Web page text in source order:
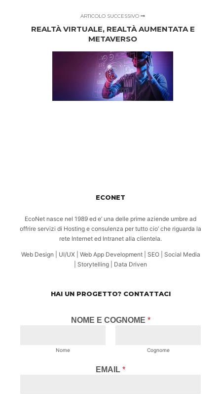
ARTICOLO SUCCESSIVO
REALTÀ VIRTUALE, REALTÀ AUMENTATA E
METAVERSO
ECONET
EcoNet nasce nel 1989 ed e’ una delle prime aziende umbre ad
offrire servizi di Hosting e consulenza per tutto cio’ che riguarda la
rete Internet ed Intranet alla clientela.
Web Design | UI/UX | Web App Development | SEO | Social Media
| Storytelling | Data Driven
HAI UN PROGETTO? CONTATTACI
NOME E COGNOME *
Nome Cognome
EMAIL *